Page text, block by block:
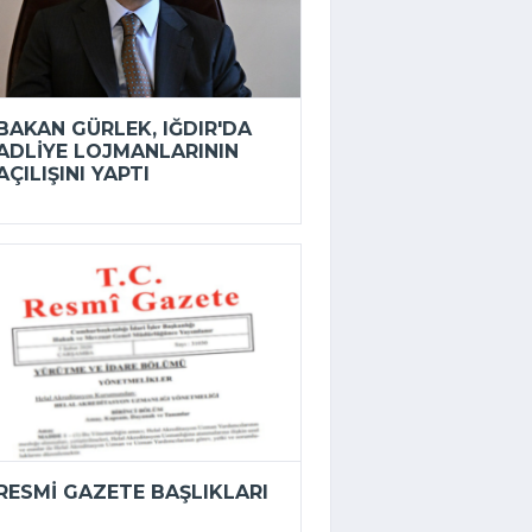
GÜRLEK, IĞDIR'DA
LOJMANLARININ
YAPTI
GAZETE BAŞLIKLARI